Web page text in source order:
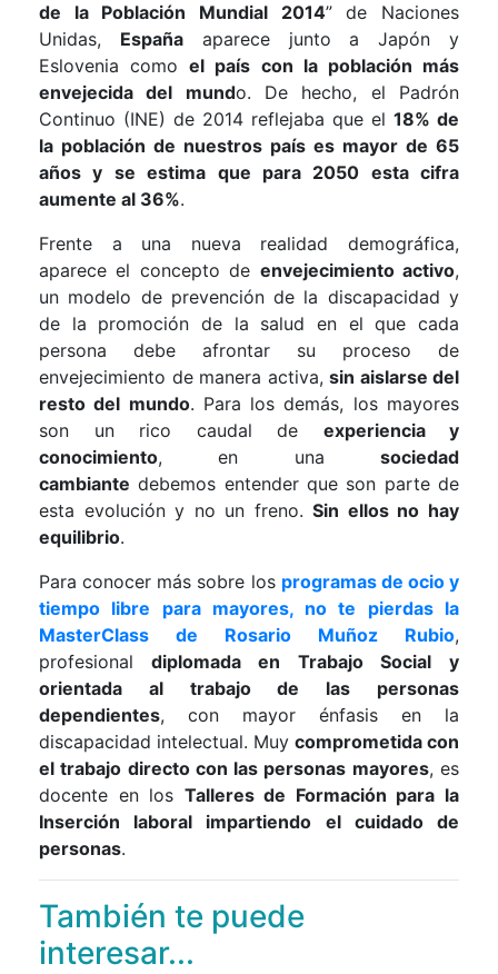
de la Población Mundial 2014” de Naciones
Unidas, Españaaparece junto a Japón y
Eslovenia comoel país con la población más
envejecida del mundo. De hecho, el Padrón
Continuo (INE) de 2014 reflejaba que el 18% de
la población de nuestros país es mayor de 65
años y se estima que para 2050 esta cifra
aumente al 36%.
Frente a una nueva realidad demográfica,
aparece el concepto de envejecimiento activo,
un modelo de prevención de la discapacidad y
de la promoción de la salud en el que cada
persona debe afrontar su proceso de
envejecimiento de manera activa, sin aislarse del
resto del mundo. Para los demás, los mayores
son un rico caudal de experiencia y
conocimiento, en una sociedad
cambiante debemos entender que son parte de
esta evolución y no un freno.Sin ellos no hay
equilibrio.
Para conocer más sobre los programas de ocio y
tiempo libre para mayores, no te pierdas la
MasterClass de Rosario Muñoz Rubio,
profesional diplomada en Trabajo Social y
orientada al trabajo de las personas
dependientes, con mayor énfasis en la
discapacidad intelectual. Muy comprometida con
el trabajo directo con las personas mayores, es
docente en los Talleres de Formación para la
Inserción laboral impartiendo el cuidado de
personas.
También te puede
interesar...